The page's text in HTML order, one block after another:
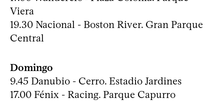
Viera
19.30 Nacional - Boston River. Gran Parque
Central
Domingo
9.45 Danubio - Cerro. Estadio Jardines
17.00 Fénix - Racing. Parque Capurro